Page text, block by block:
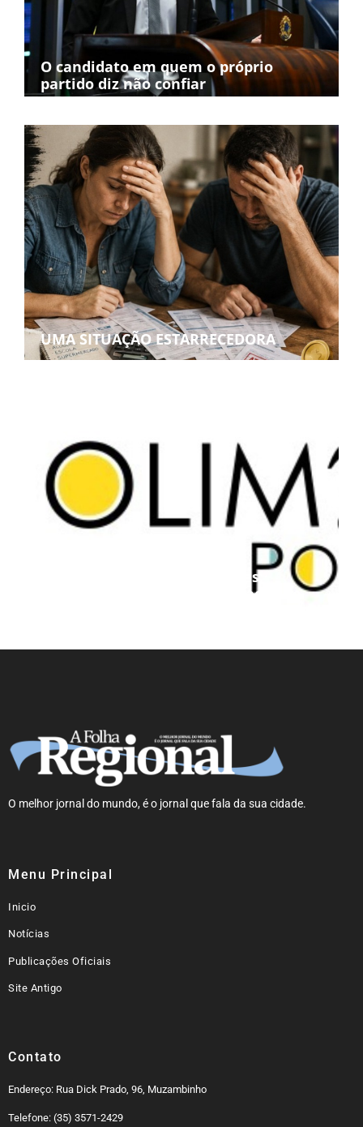
O candidato em quem o próprio
partido diz não confiar
UMA SITUAÇÃO ESTARRECEDORA
estudantes das universidades
federais e amplia oportunidades de
O melhor jornal do mundo, é o jornal que fala da sua cidade.
Menu Principal
Inicio
Notícias
Publicações Oficiais
Site Antigo
Contato
Endereço: Rua Dick Prado, 96, Muzambinho
Telefone: (35) 3571-2429